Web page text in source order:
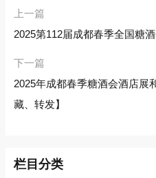
上一篇
2025第112届成都春季全国糖
下一篇
2025年成都春季糖酒会酒店展
藏、转发】
栏目分类